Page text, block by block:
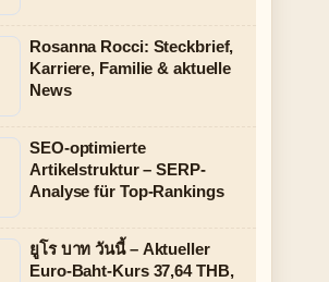
Rosanna Rocci: Steckbrief,
Karriere, Familie & aktuelle
News
SEO-optimierte
Artikelstruktur – SERP-
Analyse für Top-Rankings
ยูโร บาท วันนี้ – Aktueller
Euro-Baht-Kurs 37,64 THB,